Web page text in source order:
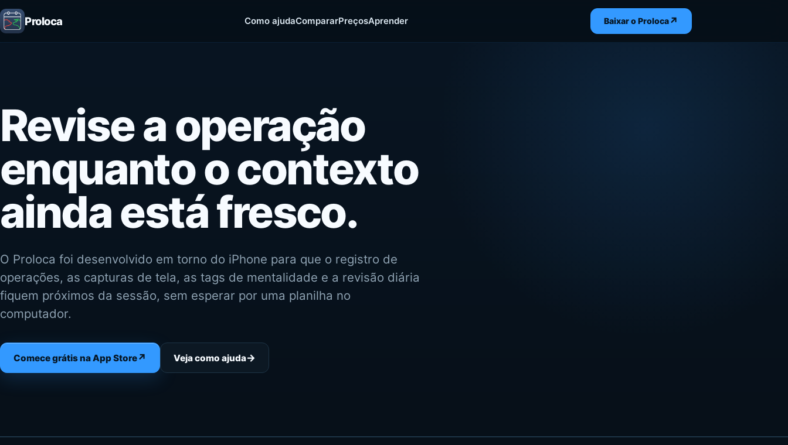
Proloca Como ajudaCompararPreçosAprender Baixar o Proloca↗
Revise a operação
enquanto o contexto
ainda está fresco.
O Proloca foi desenvolvido em torno do iPhone para que o registro de
operações, as capturas de tela, as tags de mentalidade e a revisão diária
fiquem próximos da sessão, sem esperar por uma planilha no
computador.
Comece grátis na App Store↗ Veja como ajuda→